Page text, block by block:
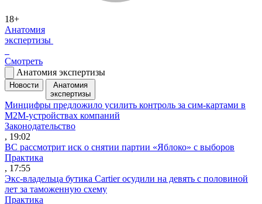
18+
Анатомия
экспертизы
Смотреть
Анатомия экспертизы
Новости
Анатомия
экспертизы
Минцифры предложило усилить контроль за сим-картами в
M2M-устройствах компаний
Законодательство
, 19:02
ВС рассмотрит иск о снятии партии «Яблоко» с выборов
Практика
, 17:55
Экс-владельца бутика Cartier осудили на девять с половиной
лет за таможенную схему
Практика